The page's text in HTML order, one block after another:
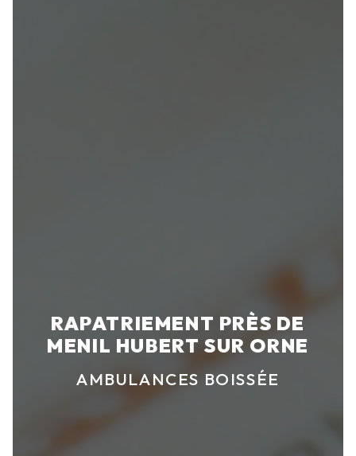
RAPATRIEMENT PRÈS DE
MENIL HUBERT SUR ORNE
AMBULANCES BOISSÉE